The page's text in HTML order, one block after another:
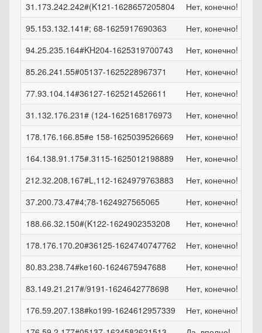
31.173.242.242#(K121-1628657205804
Нет, конечно!
95.153.132.141#; 68-1625917690363
Нет, конечно!
94.25.235.164#KH204-1625319700743
Нет, конечно!
85.26.241.55#05137-1625228967371
Нет, конечно!
77.93.104.14#36127-1625214526611
Нет, конечно!
31.132.176.231# (124-1625168176973
Нет, конечно!
178.176.166.85#e 158-1625039526669
Нет, конечно!
164.138.91.175#.3115-1625012198889
Нет, конечно!
212.32.208.167#L,112-1624979763883
Нет, конечно!
37.200.73.47#4;78-1624927565065
Нет, конечно!
188.66.32.150#(K122-1624902353208
Нет, конечно!
178.176.170.20#36125-1624740747762
Нет, конечно!
80.83.238.74#ke160-1624675947688
Нет, конечно!
83.149.21.217#/9191-1624642778698
Нет, конечно!
176.59.207.138#ko199-1624612957339
Нет, конечно!